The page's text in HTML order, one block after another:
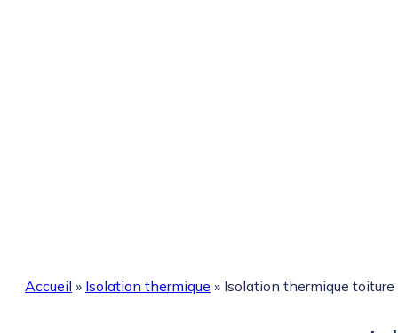
Accueil » Isolation thermique » Isolation thermique